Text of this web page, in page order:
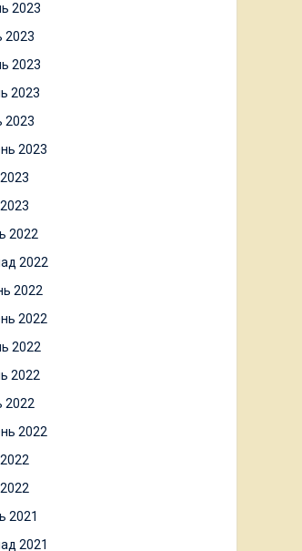
2023
2023
2023
2023
2023
2023
2022
2022
2022
2022
2022
2022
2022
2022
2021
2021